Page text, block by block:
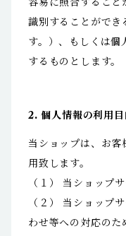
識別することができ
す。）、もしくは個
するものとします。
2. 個人情報の利用
当ショップは、お
用致します。
（１） 当ショップ
（２） 当ショップ
わせ等への対応のた